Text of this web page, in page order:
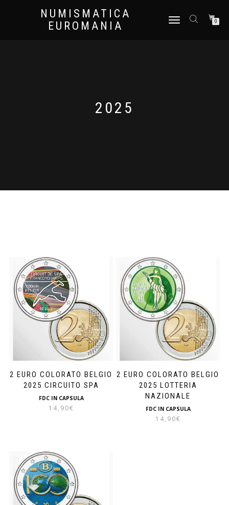
NUMISMATICA
EUROMANIA
NAVIGAZIONE
0
2025
2 EURO COLORATO BELGIO
2025 CIRCUITO SPA
FDC IN CAPSULA
14,90€
2 EURO COLORATO BELGIO
2025 LOTTERIA
NAZIONALE
FDC IN CAPSULA
14,90€